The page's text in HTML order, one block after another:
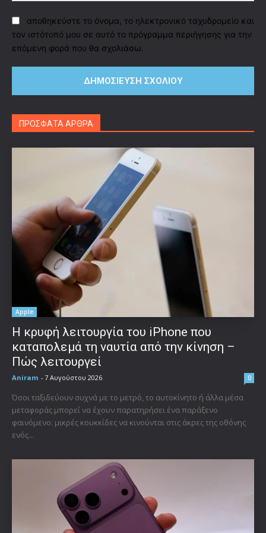
αποθηκεύστε το όνομα, το ηλεκτρονικό ταχυδρομείο και
τον ιστότοπό μου σε αυτό το πρόγραμμα περιήγησης για την
επόμενη φορά που θα σχολιάσω.
ΠΡΟΣΦΑΤΑ ΑΡΘΡΑ
Apple
Η κρυφή λειτουργία του iPhone που
καταπολεμά τη ναυτία από την κίνηση –
Πώς λειτουργεί
Aniram - 7 Αυγούστου 2026 0
Όσοι ταξιδεύουν συχνά με το μετρό, το αυτοκίνητο ή άλλα μέσα
μεταφοράς μπορεί να έχουν παρατηρήσει ένα παράξενο
φαινόμενο: μικρές κουκκίδες να κινούνται στις άκρες της οθόνης
ενός...